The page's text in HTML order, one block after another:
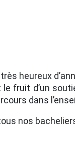
heureux
fruit d’un
dans
nos